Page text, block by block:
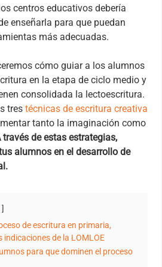
centros educativos debería
enseñarla para que puedan
más adecuadas.
cómo guiar a los alumnos
en la etapa de ciclo medio y
consolidada la lectoescritura.
tres técnicas de escritura creativa
tanto la imaginación como
través de estas estrategias,
alumnos en el desarrollo de
de escritura en primaria,
indicaciones de la LOMLOE
para que dominen el proceso